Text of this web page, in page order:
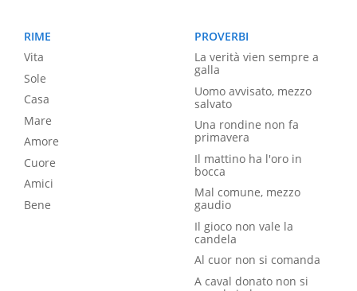
RIME
Vita
Sole
Casa
Mare
Amore
Cuore
Amici
Bene
PROVERBI
La verità vien sempre a
galla
Uomo avvisato, mezzo
salvato
Una rondine non fa
primavera
Il mattino ha l'oro in
bocca
Mal comune, mezzo
gaudio
Il gioco non vale la
candela
Al cuor non si comanda
A caval donato non si